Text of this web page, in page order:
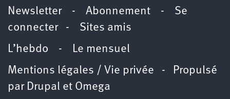
Newsletter- Abonnement - Se
connecter- Sites amis
L’hebdo - Le mensuel
Mentions légales / Vie privée - Propulsé
par Drupal et Omega